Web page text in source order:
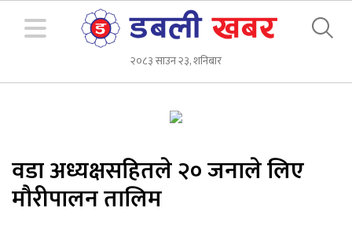
२०८३ साउन २३, शनिबार
वडा अध्यक्षसहितले २० जनाले लिए
मौरीपालन तालिम